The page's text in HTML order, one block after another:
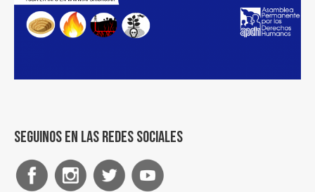
Seguinos en las redes sociales